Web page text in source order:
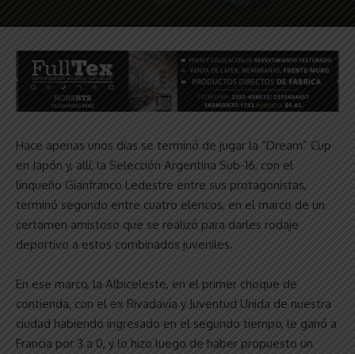
Hace apenas unos días se terminó de jugar la “Dream” Cup
en Japón y, allí, la Selección Argentina Sub-16, con el
linqueño Gianfranco Ledestre entre sus protagonistas,
terminó segundo entre cuatro elencos, en el marco de un
certamen amistoso que se realizó para darles rodaje
deportivo a estos combinados juveniles.
En ese marco, la Albiceleste, en el primer choque de
contienda, con el ex Rivadavia y Juventud Unida de nuestra
ciudad habiendo ingresado en el segundo tiempo, le ganó a
Francia por 3 a 0, y lo hizo luego de haber propuesto un